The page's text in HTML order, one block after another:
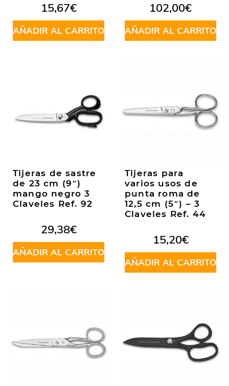
15,67€
AÑADIR AL CARRITO
102,00€
AÑADIR AL CARRITO
Tijeras de sastre
de 23 cm (9″)
mango negro 3
Claveles Ref. 92
29,38€
AÑADIR AL CARRITO
Tijeras para
varios usos de
punta roma de
12,5 cm (5″) – 3
Claveles Ref. 44
15,20€
AÑADIR AL CARRITO